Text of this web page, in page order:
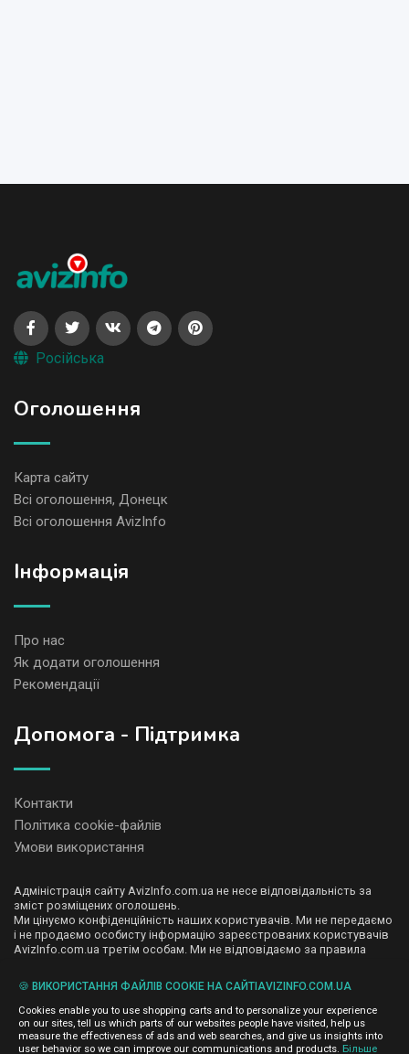
Російська
Оголошення
Карта сайту
Всі оголошення, Донецк
Всі оголошення AvizInfo
Iнформація
Про нас
Як додати оголошення
Рекомендації
Допомога - Підтримка
Контакти
Політика cookie-файлів
Умови використання
Адміністрація сайту AvizInfo.com.ua не несе відповідальність за
зміст розміщених оголошень.
Ми цінуємо конфіденційність наших користувачів. Ми не передаємо
і не продаємо особисту інформацію зареєстрованих користувачів
AvizInfo.com.ua третім особам. Ми не відповідаємо за правила
деяких сторінках нашого сайту представлена реклама Google
Adsense Advertising Network. Щоб дізнатися детальніше про
правила конфіденційності Googleнатисніть тут.
🍪 ВИКОРИСТАННЯ ФАЙЛІВ COOKIE НА САЙТІAVIZINFO.COM.UA
Cookies enable you to use shopping carts and to personalize your experience
on our sites, tell us which parts of our websites people have visited, help us
measure the effectiveness of ads and web searches, and give us insights into
user behavior so we can improve our communications and products. Більше